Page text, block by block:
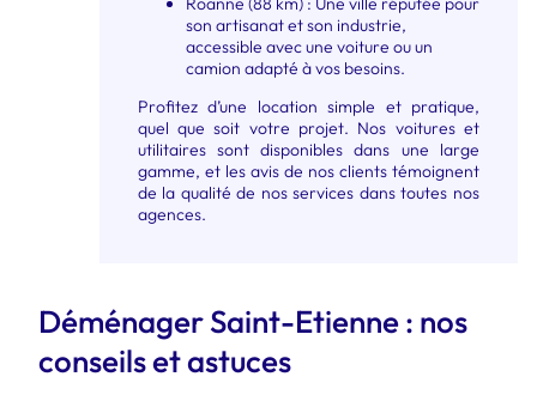
son artisanat et son industrie,
accessible avec une voiture ou un
camion adapté à vos besoins.
Profitez d’une location simple et pratique,
quel que soit votre projet. Nos voitures et
utilitaires sont disponibles dans une large
gamme, et les avis de nos clients témoignent
de la qualité de nos services dans toutes nos
agences.
Déménager Saint-Etienne : nos
conseils et astuces